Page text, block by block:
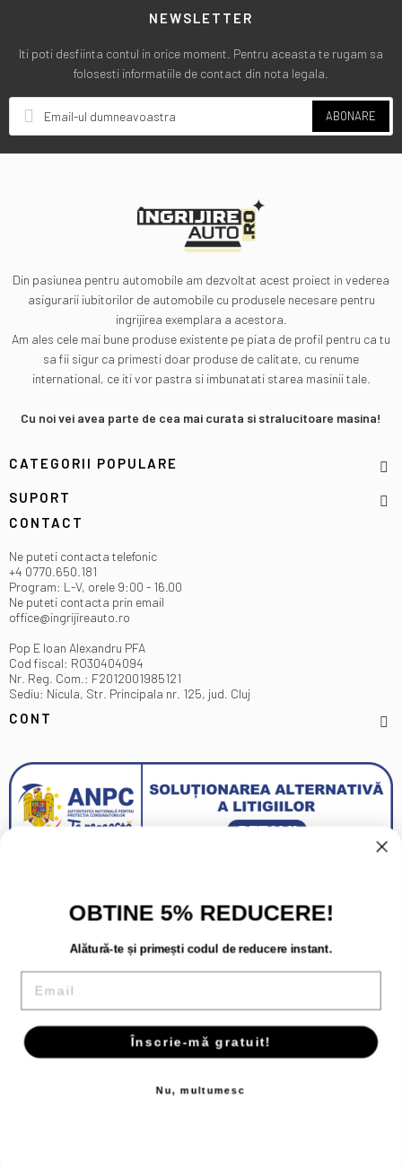
NEWSLETTER
Iti poti desfiinta contul in orice moment. Pentru aceasta te rugam sa
folosesti informatiile de contact din nota legala.
ABONARE
Din pasiunea pentru automobile am dezvoltat acest proiect in vederea
asigurarii iubitorilor de automobile cu produsele necesare pentru
ingrijirea exemplara a acestora.
Am ales cele mai bune produse existente pe piata de profil pentru ca tu
sa fii sigur ca primesti doar produse de calitate, cu renume
international, ce iti vor pastra si imbunatati starea masinii tale.
Cu noi vei avea parte de cea mai curata si stralucitoare masina!
CATEGORII POPULARE
SUPORT
CONTACT
Ne puteti contacta telefonic
+4 0770.650.181
Program: L-V, orele 9:00 - 16.00
Ne puteti contacta prin email
office@ingrijireauto.ro
Pop E Ioan Alexandru PFA
Cod fiscal: RO30404094
Nr. Reg. Com.: F2012001985121
Sediu: Nicula, Str. Principala nr. 125, jud. Cluj
CONT
Copyright 2026 - Toate drepturile rezervate.
OBTINE 5% REDUCERE!
Alătură-te și primești codul de reducere instant.
Email
Înscrie-mă gratuit!
Nu, multumesc